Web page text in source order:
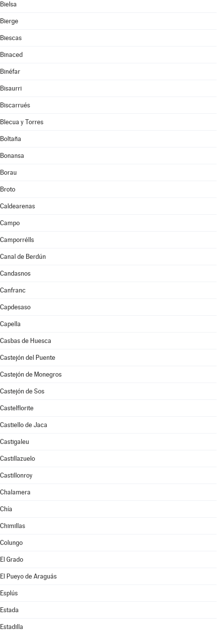
Bielsa
Bierge
Biescas
Binaced
Binéfar
Bisaurri
Biscarrués
Blecua y Torres
Boltaña
Bonansa
Borau
Broto
Caldearenas
Campo
Camporrélls
Canal de Berdún
Candasnos
Canfranc
Capdesaso
Capella
Casbas de Huesca
Castejón del Puente
Castejón de Monegros
Castejón de Sos
Castelflorite
Castiello de Jaca
Castigaleu
Castillazuelo
Castillonroy
Chalamera
Chía
Chimillas
Colungo
El Grado
El Pueyo de Araguás
Esplús
Estada
Estadilla